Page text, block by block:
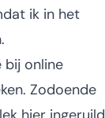
ik in het
bij online
Zodoende